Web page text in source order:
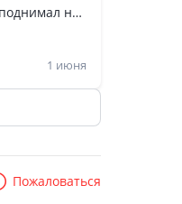
на
о
у меня
проверив
1 июня
Пожаловаться